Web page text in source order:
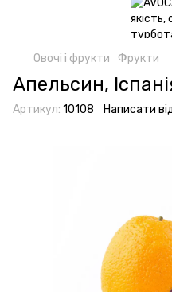
Овочі і фрукти Фрукти
Апельсин,
Артикул: 10108 Написати